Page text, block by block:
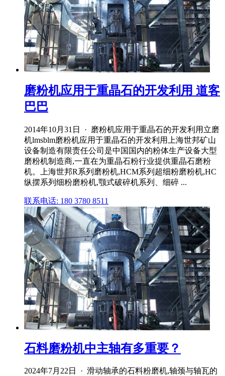
磨粉机应用于重晶石的开发利用 道客
巴巴
2014年10月31日 · 磨粉机应用于重晶石的开发利用立磨
机lmsblm磨粉机应用于重晶石的开发利用上海世邦矿山
设备制造有限责任公司是中国国内的粉体生产设备大型
磨粉机制造商,一直在为重晶石粉行业提供重晶石磨粉
机。上海世邦R系列磨粉机,HCM系列超细粉磨粉机,HC
纵摆系列细粉磨粉机,颚式破碎机系列、细碎 ...
联系电话: 180 3780 8511
石料磨粉机中主轴有多重要？
2024年7月22日 · 滑动轴承的石料粉磨机,轴颈与轴瓦的